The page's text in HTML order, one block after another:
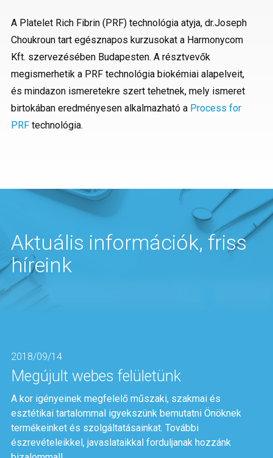
A Platelet Rich Fibrin (PRF) technológia atyja, dr.Joseph
Choukroun tart egésznapos kurzusokat a Harmonycom
Kft. szervezésében Budapesten. A résztvevők
megismerhetik a PRF technológia biokémiai alapelveit,
és mindazon ismeretekre szert tehetnek, mely ismeret
birtokában eredményesen alkalmazható a Process for
PRFtechnológia.
Aktuális információk, friss
híreink
2018/09/14
Megújult webes felületünk
A kor igényeinek megfelelő műszaki, szakmai és
esztétikai tartalommal igyekszünk bemutatni Önöknek
termékeinket és szolgáltatásainkat. További
észrevételeikkel, javaslataikkal forduljanak hozzánk